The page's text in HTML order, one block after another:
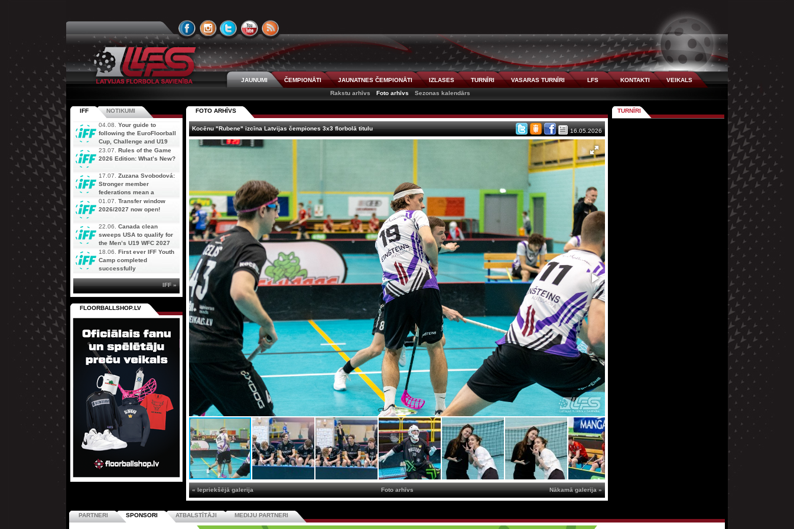
JAUNUMI ČEMPIONĀTI JAUNATNES ČEMPIONĀTI IZLASES TURNĪRI VASARAS TURNĪRI LFS KONTAKTI
VEIKALS
Rakstu arhīvs
Foto arhīvs Sezonas kalendārs
FOTO ARHĪVS
Kocēnu "Rubene" izcīna Latvijas čempiones 3x3 florbolā titulu 16.05.2026
« Iepriekšējā galerija Nākamā galerija »
Foto arhīvs
IFF NOTIKUMI
04.08. Your guide to
following the EuroFloorball
Cup, Challenge and U19
AOFC Qualifiers
simultaneously
23.07. Rules of the Game
2026 Edition: What’s New?
17.07. Zuzana Svobodová:
Stronger member
federations mean a
stronger future for floorball
01.07. Transfer window
2026/2027 now open!
22.06. Canada clean
sweeps USA to qualify for
the Men’s U19 WFC 2027
18.06. First ever IFF Youth
Camp completed
successfully
IFF »
FLOORBALLSHOP.LV
TURNĪRI
PARTNERI SPONSORI ATBALSTĪTĀJI MEDIJU PARTNERI